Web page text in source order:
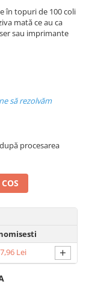
în topuri de 100 coli
mată ce au ca
sau imprimante
să rezolvăm
procesarea
Lei +